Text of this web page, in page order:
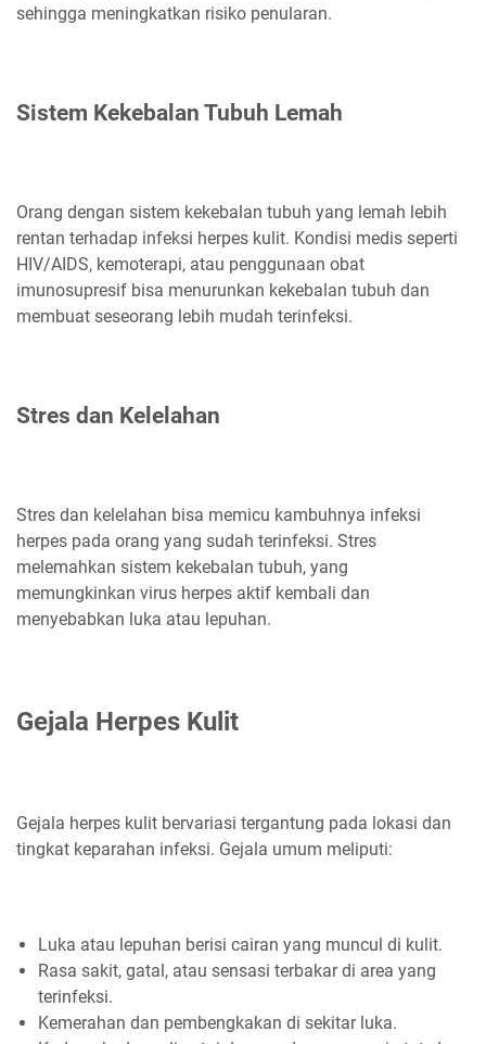
sehingga meningkatkan risiko penularan.
Sistem Kekebalan Tubuh Lemah
Orang dengan sistem kekebalan tubuh yang lemah lebih
rentan terhadap infeksi herpes kulit. Kondisi medis seperti
HIV/AIDS, kemoterapi, atau penggunaan obat
imunosupresif bisa menurunkan kekebalan tubuh dan
membuat seseorang lebih mudah terinfeksi.
Stres dan Kelelahan
Stres dan kelelahan bisa memicu kambuhnya infeksi
herpes pada orang yang sudah terinfeksi. Stres
melemahkan sistem kekebalan tubuh, yang
memungkinkan virus herpes aktif kembali dan
menyebabkan luka atau lepuhan.
Gejala Herpes Kulit
Gejala herpes kulit bervariasi tergantung pada lokasi dan
tingkat keparahan infeksi. Gejala umum meliputi:
Luka atau lepuhan berisi cairan yang muncul di kulit.
Rasa sakit, gatal, atau sensasi terbakar di area yang
terinfeksi.
Kemerahan dan pembengkakan di sekitar luka.